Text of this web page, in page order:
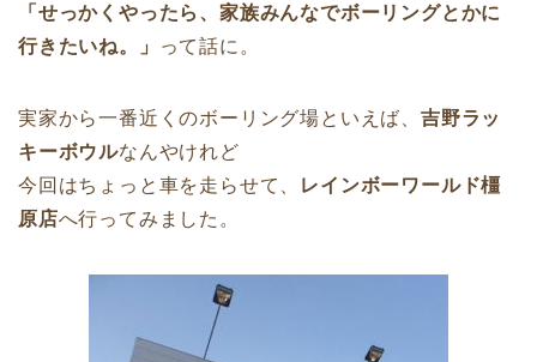
「せっかくやったら、家族みんなでボーリングとかに
行きたいね。」
って話に。
実家から一番近くのボーリング場といえば、 吉野ラッ
キーボウルなんやけれど
今回はちょっと車を走らせて、
レインボーワールド橿
原店へ行ってみました。